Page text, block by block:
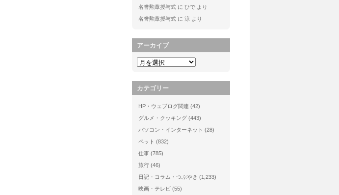
名誉勲章授与式 に ひで より
名誉勲章授与式 に 涼 より
アーカイブ
カテゴリー
HP・ウェブログ関連 (42)
グルメ・クッキング (443)
パソコン・インターネット (28)
ペット (832)
仕事 (785)
旅行 (46)
日記・コラム・つぶやき (1,233)
映画・テレビ (55)